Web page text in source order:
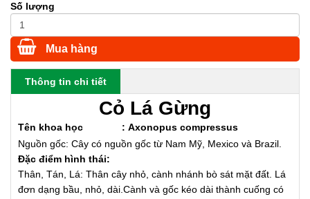
Số lượng
Mua hàng
Thông tin chi tiết
Cỏ Lá Gừng
Tên khoa học : Axonopus compressus
Nguồn gốc: Cây có nguồn gốc từ Nam Mỹ, Mexico và Brazil.
Đặc điểm hình thái:
Thân, Tán, Lá: Thân cây nhỏ, cành nhánh bò sát mặt đất. Lá
đơn dạng bầu, nhỏ, dài.Cành và gốc kéo dài thành cuống có